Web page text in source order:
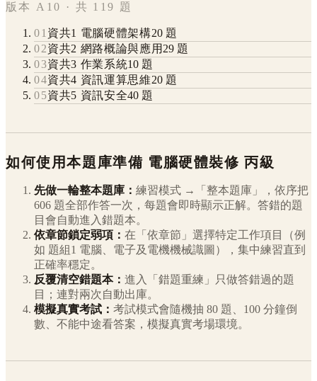
版本 A10 · 共 119 題
01 資共1 電腦硬體架構20題
02資共2 網路概論與應用 29 題
03資共3 作業系統10 題
04資共4 資訊運算思維20題
05資共5 資訊安全40 題
如何使用本題庫準備 電腦硬體裝修 丙級
先做一輪整本題庫： 練習模式 →「整本題庫」，依序把
606 題全部作答一次，每題會即時顯示正解。答錯的題
目會自動進入錯題本。
依章節鎖定弱項： 在「依章節」選擇特定工作項目（例
如 題組1 電腦、電子及電機機械識圖 ），集中練習直到
正確率穩定。
反覆清空錯題本： 進入「錯題重練」只做答錯過的題
目；連對兩次自動出庫。
模擬真實考試： 考試模式會隨機抽 80 題、100 分鐘倒
數、不能中途看答案，模擬真實考場環境。